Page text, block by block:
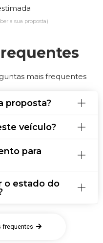
a sua proposta)
mais frequentes
proposta?
veículo?
para
o estado do
frequentes